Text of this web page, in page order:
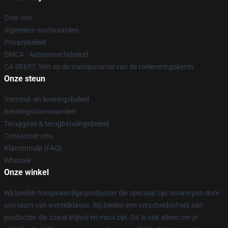
Over ons
Algemene voorwaarden
Privacybeleid
DMCA - Auteursrechtbeleid
CA SB657: Wet op de transparantie van de toeleveringsketen
Onze steun
Verzend- en leveringsbeleid
Betalingsvoorwaarden
Teruggave & terugbetalingsbeleid
Contacteer ons
Klantenhulp (FAQ)
Whosale
Onze winkel
Wij bieden hoogwaardige producten die speciaal zijn ontworpen door
ons team van wereldklasse. Wij bieden een verscheidenheid aan
producten die zowel stijlvol en mooi zijn. Dit is niet alleen om je